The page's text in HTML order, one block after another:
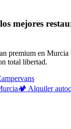
mejores
premium en
total libertad.
🏕️ Alquiler